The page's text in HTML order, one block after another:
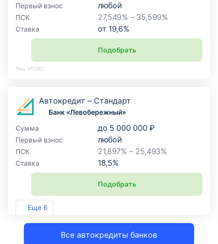
Все автокредиты банков
Первый взнос любой
ПСК 27,549% – 35,599%
Ставка от 19,6%
Подобрать
Лиц. №2307
Еще 6
Автокредит – Стандарт
Банк «Левобережный»
Сумма
до 5 000 000 ₽
Первый взнос любой
ПСК 21,897% – 25,493%
Ставка 18,5%
Подобрать
Лиц. №1343